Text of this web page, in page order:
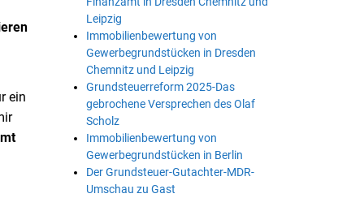
ein
Leipzig
Immobilienbewertung von
Gewerbegrundstücken in Dresden
Chemnitz und Leipzig
Grundsteuerreform 2025-Das
gebrochene Versprechen des Olaf
Scholz
Immobilienbewertung von
Gewerbegrundstücken in Berlin
Der Grundsteuer-Gutachter-MDR-
Umschau zu Gast